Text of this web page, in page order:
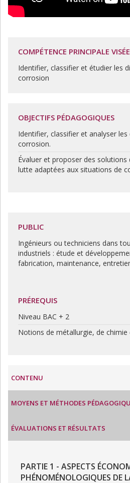
COMPÉTENCE PRINCIPALE VISÉE
Identifier, classifier et étudier les
corrosion
OBJECTIFS PÉDAGOGIQUES
Identifier, classifier et analyser
corrosion.
Évaluer et proposer des
lutte adaptées aux situations de
PUBLIC
Ingénieurs ou techniciens dans
industriels : étude et
fabrication, maintenance,
PRÉREQUIS
Niveau BAC + 2
Notions de métallurgie, de
CONTENU
MOYENS ET MÉTHODES
ÉVALUATIONS ET RÉSULTATS
PARTIE 1 - ASPECTS
PHÉNOMÉNOLOGIQUES DE